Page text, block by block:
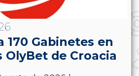
170 Gabinetes en
OlyBet de Croacia